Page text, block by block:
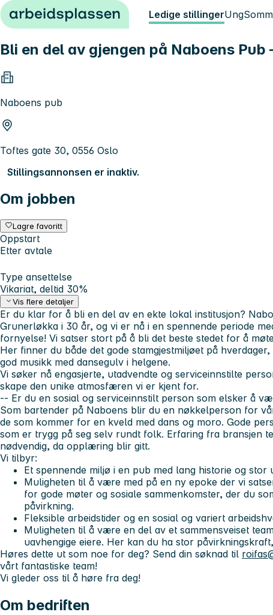
Hopp til innhold Ledige stillingerUng
Bli en del av gjengen på Naboens Pub
Naboens pub
Toftes gate 30, 0556 Oslo
Stillingsannonsen er inaktiv.
Om jobben
Lagre favoritt
Oppstart
Etter avtale
Type ansettelse
Vikariat, deltid 30%
Vis flere detaljer
Er du klar for å bli en del av en ekte lokal institusjon?
Grunerløkka i 30 år, og vi er nå i en spennende periode
fornyelse! Vi satser stort på å bli det beste stedet for å
Her finner du både det gode stamgjestmiljøet på
god musikk med dansegulv i helgene.
Vi søker nå engasjerte, utadvendte og serviceinnstilte
skape den unike atmosfæren vi er kjent for.
-- Er du en sosial og serviceinnstilt person som elsker å
Som bartender på Naboens blir du en nøkkelperson for
de som kommer for en kveld med dans og moro. Gode
som er trygg på seg selv rundt folk. Erfaring fra bransjen
nødvendig, da opplæring blir gitt.
Vi tilbyr:
Et spennende miljø i en pub med lang historie og stor
Muligheten til å være med på en ny epoke der vi
for gode møter og sosiale sammenkomster, der du
påvirkning.
Fleksible arbeidstider og en sosial og variert
Muligheten til å være en del av et sammensveiset
uavhengige eiere. Her kan du ha stor
Høres dette ut som noe for deg? Send din søknad til
vårt fantastiske team!
Vi gleder oss til å høre fra deg!
Om bedriften